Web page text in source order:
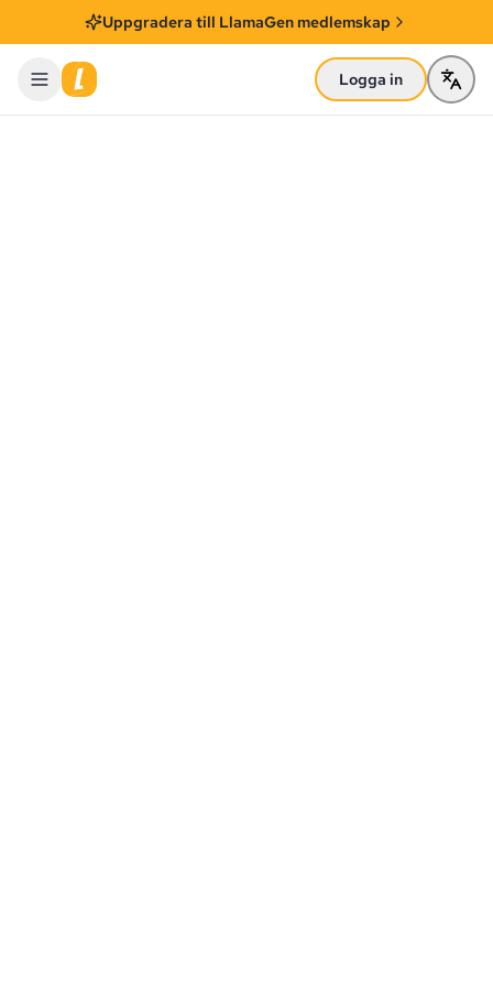
Uppgradera till LlamaGen medlemskap
Logga in